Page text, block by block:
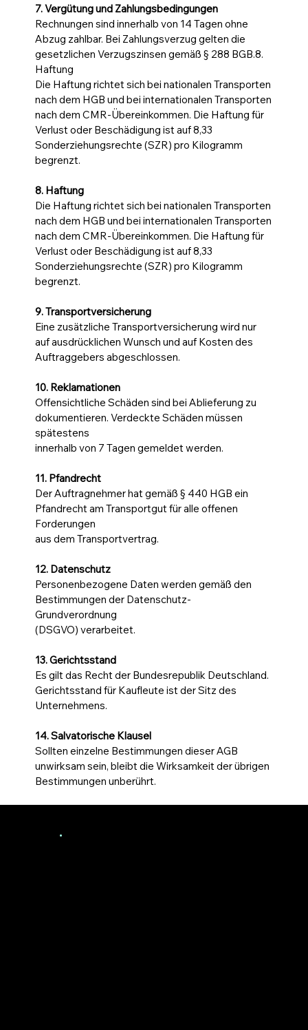
7. Vergütung und Zahlungsbedingungen
Rechnungen sind innerhalb von 14 Tagen ohne
Abzug zahlbar. Bei Zahlungsverzug gelten die
gesetzlichen Verzugszinsen gemäß § 288 BGB.8.
Haftung
Die Haftung richtet sich bei nationalen Transporten
nach dem HGB und bei internationalen Transporten
nach dem CMR-Übereinkommen. Die Haftung für
Verlust oder Beschädigung ist auf 8,33
Sonderziehungsrechte (SZR) pro Kilogramm
begrenzt.
8. Haftung
Die Haftung richtet sich bei nationalen Transporten
nach dem HGB und bei internationalen Transporten
nach dem CMR-Übereinkommen. Die Haftung für
Verlust oder Beschädigung ist auf 8,33
Sonderziehungsrechte (SZR) pro Kilogramm
begrenzt.
9. Transportversicherung
Eine zusätzliche Transportversicherung wird nur
auf ausdrücklichen Wunsch und auf Kosten des
Auftraggebers abgeschlossen.
10. Reklamationen
Offensichtliche Schäden sind bei Ablieferung zu
dokumentieren. Verdeckte Schäden müssen
spätestens
innerhalb von 7 Tagen gemeldet werden.
11. Pfandrecht
Der Auftragnehmer hat gemäß § 440 HGB ein
Pfandrecht am Transportgut für alle offenen
Forderungen
aus dem Transportvertrag.
12. Datenschutz
Personenbezogene Daten werden gemäß den
Bestimmungen der Datenschutz-
Grundverordnung
(DSGVO) verarbeitet.
13. Gerichtsstand
Es gilt das Recht der Bundesrepublik Deutschland.
Gerichtsstand für Kaufleute ist der Sitz des
Unternehmens.
14. Salvatorische Klausel
Sollten einzelne Bestimmungen dieser AGB
unwirksam sein, bleibt die Wirksamkeit der übrigen
Bestimmungen unberührt.
.